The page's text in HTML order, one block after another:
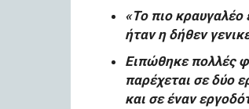
«Το πιο κραυγαλέο
ήταν η δήθεν
Ειπώθηκε πολλές
παρέχεται σε δύο
και σε έναν